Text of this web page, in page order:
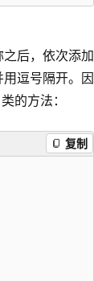
后，依次添加
逗号隔开。因
的方法：
复制